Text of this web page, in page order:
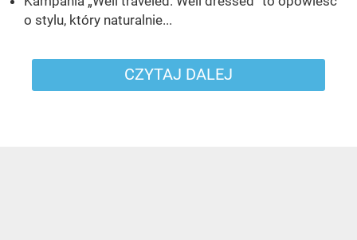
o stylu, który naturalnie...
CZYTAJ DALEJ